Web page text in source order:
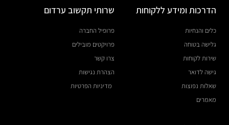
הדרכות ומידע ללקוחות
כלים והנחיות
גלישה בטוחה
שירות לקוחות
גישה לדואר
שאלות נפוצות
מאמרים
שרותי תקשוב ערדום
פרופיל החברה
פרויקטים מובילים
צרו קשר
הצהרת נגישות
מדיניות הפרטיות